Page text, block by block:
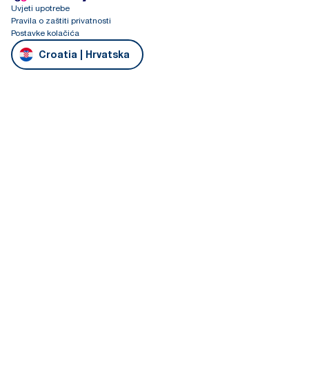
Uvjeti upotrebe
Pravila o zaštiti privatnosti
Postavke kolačića
Croatia | Hrvatska